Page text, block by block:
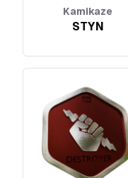
Kamikaze
STYN